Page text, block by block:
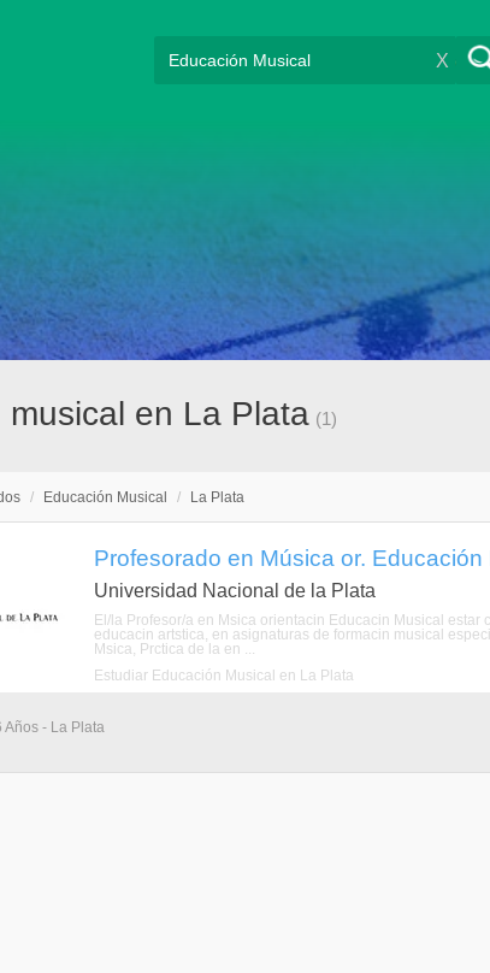
X
en La Plata (1)
/ Educación Musical / La Plata
Profesorado en Música or.
Universidad Nacional de la Plata
El/la Profesor/a en Msica orientacin Educacin Musical
educacin artstica, en asignaturas de formacin musical
Msica, Prctica de la en ...
Estudiar Educación Musical en La Plata
Años - La Plata